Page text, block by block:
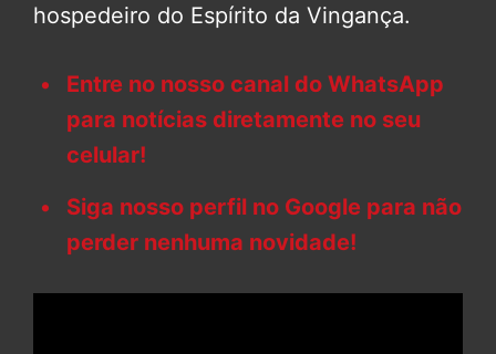
hospedeiro do Espírito da Vingança.
Entre no nosso canal do WhatsApp
para notícias diretamente no seu
celular!
Siga nosso perfil no Google para não
perder nenhuma novidade!